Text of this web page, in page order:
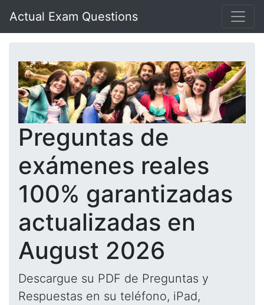
Actual Exam Questions
Preguntas de
exámenes reales
100% garantizadas
actualizadas en
August 2026
Descargue su PDF de Preguntas y
Respuestas en su teléfono, iPad,